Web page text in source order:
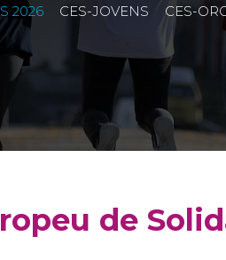
2026 CES-JOVENS CES-
de